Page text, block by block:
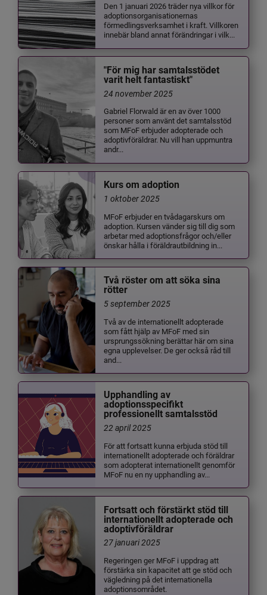
Den 1 januari 2026 träder nya villkor för
adoptionsorganisationernas
förmedlingsverksamhet i kraft. Villkoren
innebär bland annat förändringar i vilk...
"För mig har samtalsstödet
varit helt fantastiskt"
24 november 2025
Gabriel Florwald är en av över 1000
personer som använt det samtalsstöd
som MFoF erbjuder adopterade och
adoptivföräldrar. Nu vill han uppmuntra
andr...
Kurs om adoption
1 oktober 2025
MFoF erbjuder en tvådagarskurs om
adoption. Kursen vänder sig till dig som
arbetar med adoptionsfrågor och/eller
önskar hålla i föräldrautbildning in...
Två röster om att söka sina
rötter
5 september 2025
Två av de internationellt adopterade
som fått hjälp av MFoF med sin
ursprungssökning berättar här om sina
egna upplevelser. De ger också råd till
and...
Upphandling av
adoptionsspecifikt
professionellt samtalsstöd
22 april 2025
För att fortsatt kunna erbjuda stöd till
internationellt adopterade och föräldrar
som adopterat internationellt genomför
MFoF nu en ny upphandling av...
Fortsatt och förstärkt stöd till
internationellt adopterade och
adoptivföräldrar
27 januari 2025
Regeringen ger MFoF i uppdrag att
förstärka sin kapacitet att ge stöd och
vägledning på det internationella
adoptionsområdet.